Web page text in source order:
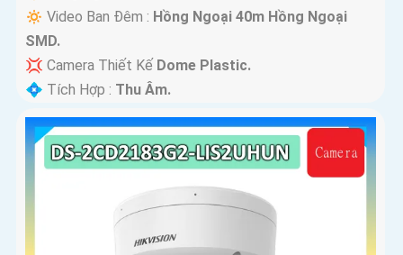
🔅 Video Ban Đêm : Hồng Ngoại 40m Hồng Ngoại
SMD.
💢 Camera Thiết Kế Dome Plastic.
️💠 Tích Hợp : Thu Âm.